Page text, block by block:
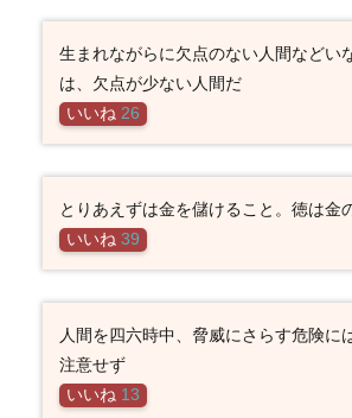
生まれながらに欠点のない人間などい
は、欠点が少ない人間だ
いいね 26
とりあえずは金を儲けること。徳は金
いいね 39
人間を四六時中、脅威にさらす危険に
注意せず
いいね 13